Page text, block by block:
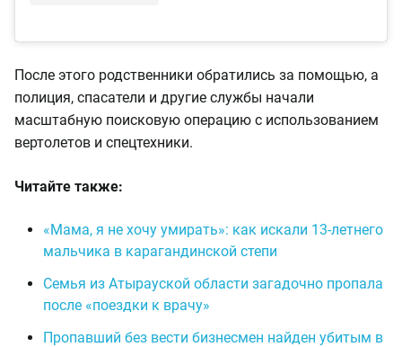
После этого родственники обратились за помощью, а
полиция, спасатели и другие службы начали
масштабную поисковую операцию с использованием
вертолетов и спецтехники.
Читайте также:
«Мама, я не хочу умирать»: как искали 13-летнего
мальчика в карагандинской степи
Семья из Атырауской области загадочно пропала
после «поездки к врачу»
Пропавший без вести бизнесмен найден убитым в